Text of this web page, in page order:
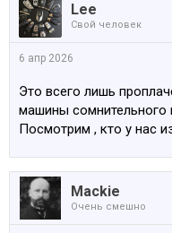
Lee
Свой человек
6 апр 2026
Это всего лишь
машины сомнительного
Посмотрим , кто у нас
Mackie
Очень смешно